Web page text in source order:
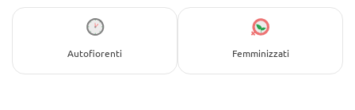
Autofiorenti Femminizzati